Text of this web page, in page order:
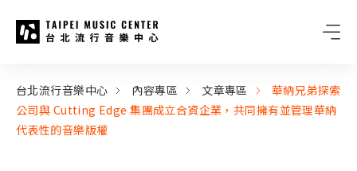
:::
台北流行音樂中心 內容專區 文章專區
華納兄弟探索
公司與 Cutting Edge 集團成立合資企業，共同擁有並管理華納
代表性的音樂版權